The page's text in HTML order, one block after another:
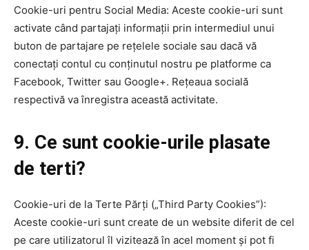
Cookie-uri pentru Social Media: Aceste cookie-uri sunt
activate când partajați informații prin intermediul unui
buton de partajare pe rețelele sociale sau dacă vă
conectați contul cu conținutul nostru pe platforme ca
Facebook, Twitter sau Google+. Rețeaua socială
respectivă va înregistra această activitate.
9. Ce sunt cookie-urile plasate
de terti?
Cookie-uri de la Terte Părți („Third Party Cookies”):
Aceste cookie-uri sunt create de un website diferit de cel
pe care utilizatorul îl vizitează în acel moment și pot fi